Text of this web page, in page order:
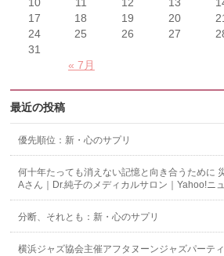
« 7月
17
18 19 20
24
25 26 27
31
最近の投稿
優先順位：新・心のサプリ
何十年たっても消えない記憶と向き合うために
Aさん｜Dr.純子のメディカルサロン｜Yahoo!ニ
分断、それとも：新・心のサプリ
横浜ジャズ協会主催アフタヌーンジャズパーテ